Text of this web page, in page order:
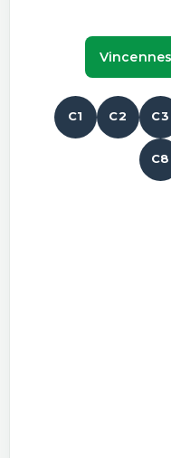
Vincennes
C1 C2 C3
C8